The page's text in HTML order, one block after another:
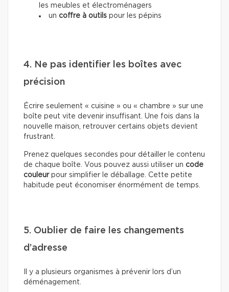
les meubles et électroménagers
un coffre à outils pour les pépins
4. Ne pas identifier les boîtes avec
précision
Écrire seulement « cuisine » ou « chambre » sur une
boîte peut vite devenir insuffisant. Une fois dans la
nouvelle maison, retrouver certains objets devient
frustrant.
Prenez quelques secondes pour détailler le contenu
de chaque boîte. Vous pouvez aussi utiliser un code
couleurpour simplifier le déballage. Cette petite
habitude peut économiser énormément de temps.
5. Oublier de faire les changements
d’adresse
Il y a plusieurs organismes à prévenir lors d’un
déménagement.